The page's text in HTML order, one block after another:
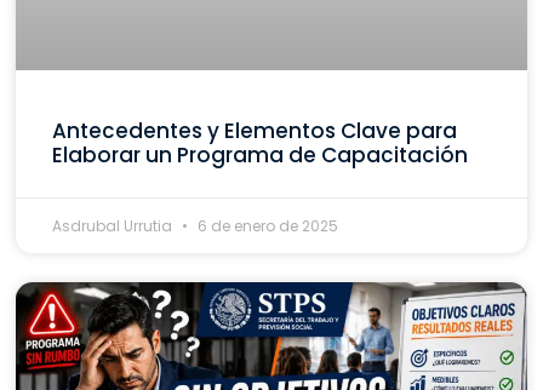
Antecedentes y Elementos Clave para
Elaborar un Programa de Capacitación
Asdrubal Urrutia 6 de enero de 2025